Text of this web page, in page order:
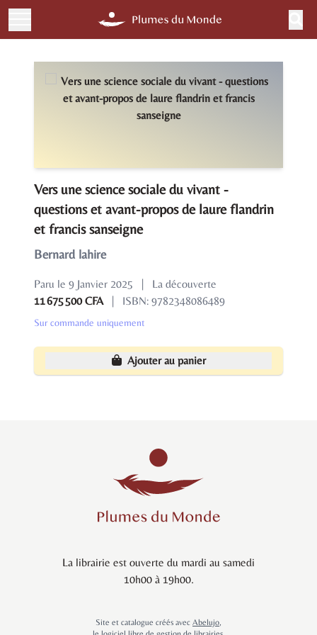
Vers une science sociale du vivant -
questions et avant-propos de laure flandrin
et francis sanseigne
Bernard lahire
Paru le 9 Janvier 2025 |
La découverte
11 675 500 CFA
| ISBN: 9782348086489
Sur commande uniquement
Ajouter au panier
La librairie est ouverte du mardi au samedi
10h00 à 19h00.
Site et catalogue créés avec Abelujo,